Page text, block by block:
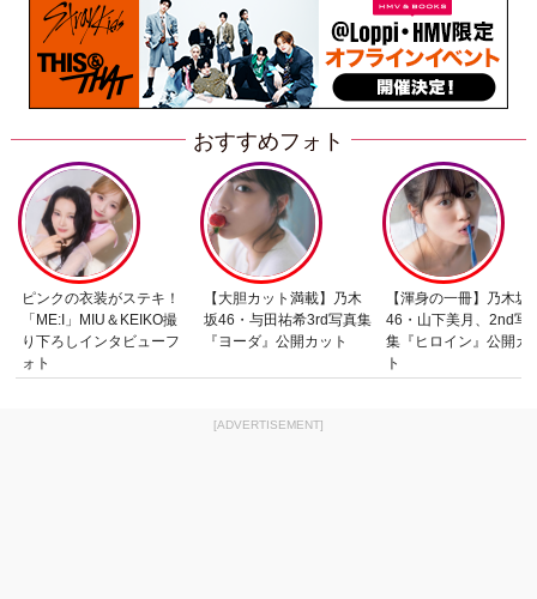
おすすめフォト
ピンクの衣装がステキ！
「ME:I」MIU＆KEIKO撮
り下ろしインタビューフ
ォト
【大胆カット満載】乃木
坂46・与田祐希3rd写真集
『ヨーダ』公開カット
【渾身の一冊】乃木坂
46・山下美月、2nd写
集『ヒロイン』公開カ
ト
[ADVERTISEMENT]